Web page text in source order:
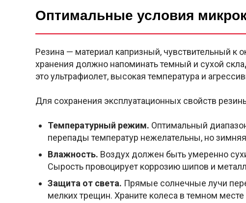
Оптимальные условия
Резина — материал капризный, чувствительный
хранения должно напоминать темный и сухой
это ультрафиолет, высокая температура и
Для сохранения эксплуатационных свойств
Температурный режим. Оптимальный
перепады температур нежелательны, но
Влажность. Воздух должен быть умеренно
Сырость провоцирует коррозию шипов и
Защита от света. Прямые солнечные лучи
мелких трещин. Храните колеса в темном